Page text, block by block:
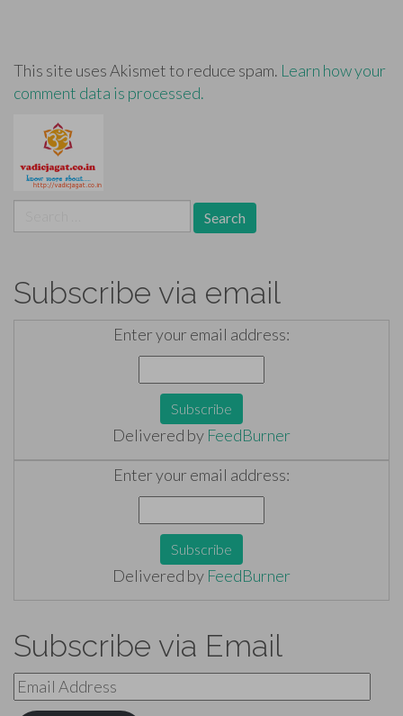
This site uses Akismet to reduce spam. Learn how your
comment data is processed.
for:
Subscribe via email
Enter your email address:
Delivered by FeedBurner
Enter your email address:
Delivered by FeedBurner
Subscribe via Email
Email
Address